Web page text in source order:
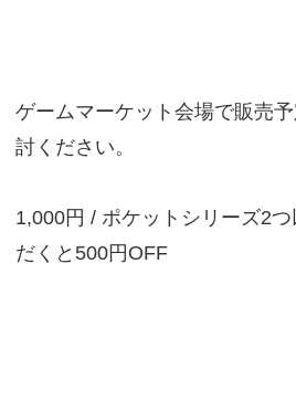
ゲームマーケット会場で販売
討ください。
1,000円 / ポケットシリーズ2
だくと500円OFF